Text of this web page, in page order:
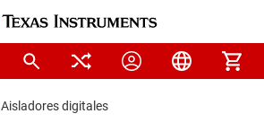
Aisladores digitales